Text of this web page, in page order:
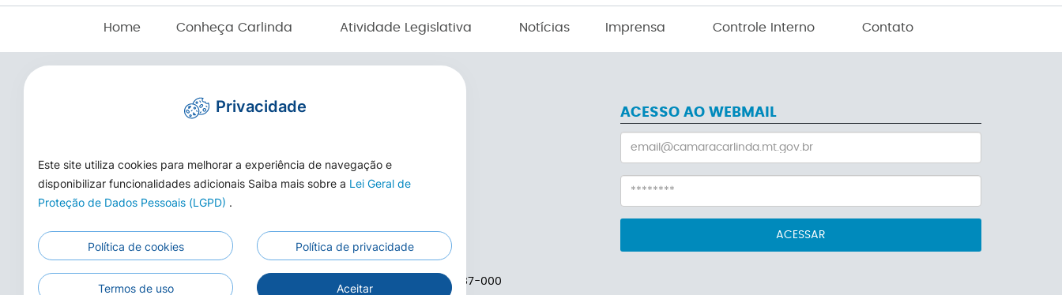
Home Conheça Carlinda Atividade Legislativa Notícias Imprensa Controle Interno Contato
E-mail:cmcarlinda@hotmail.com
Endereço: Rua das Adálias, nº 646, Centro de Carlinda-MT – CEP: 78587-000
ACESSO AO WEBMAIL
ACESSAR
Privacidade
Este site utiliza cookies para melhorar a experiência de navegação e
disponibilizar funcionalidades adicionais Saiba mais sobre a Lei Geral de
Proteção de Dados Pessoais (LGPD) .
Política de cookies Política de privacidade
Termos de uso Aceitar